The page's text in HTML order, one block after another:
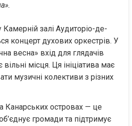
Камерній залі Аудиторіо-де-
концерт духових оркестрів. У
весна» вхід для глядачів
місця. Ця ініціатива має
музичні колективи з різних
Канарських островах — це
громади та підтримує